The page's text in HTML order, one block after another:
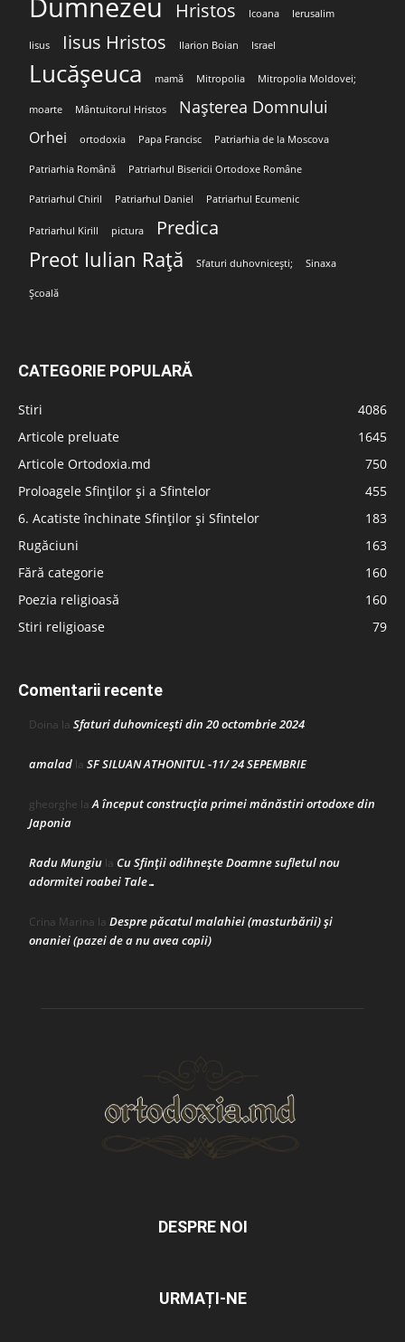
Dumnezeu Hristos Icoana Ierusalim
Iisus Iisus Hristos Ilarion Boian Israel
Lucășeuca mamă Mitropolia Mitropolia Moldovei;
moarte Mântuitorul Hristos Nașterea Domnului
Orhei ortodoxia Papa Francisc Patriarhia de la Moscova
Patriarhia Română Patriarhul Bisericii Ortodoxe Române
Patriarhul Chiril Patriarhul Daniel Patriarhul Ecumenic
Patriarhul Kirill pictura Predica
Preot Iulian Rață Sfaturi duhovnicești; Sinaxa
Școală
CATEGORIE POPULARĂ
Stiri
4086
Articole preluate
1645
Articole Ortodoxia.md
750
Proloagele Sfinților și a Sfintelor
455
6. Acatiste închinate Sfinților și Sfintelor
183
Rugăciuni
163
Fără categorie
160
Poezia religioasă
160
Stiri religioase
79
Comentarii recente
Doina la Sfaturi duhovnicești din 20 octombrie 2024
amalad la SF SILUAN ATHONITUL -11/ 24 SEPEMBRIE
gheorghe laA început construcţia primei mănăstiri ortodoxe din
Japonia
Radu Mungiu la Cu Sfinții odihnește Doamne sufletul nou
adormitei roabei Tale…
Crina Marina la Despre păcatul malahiei (masturbării) şi
onaniei (pazei de a nu avea copii)
DESPRE NOI
URMAȚI-NE